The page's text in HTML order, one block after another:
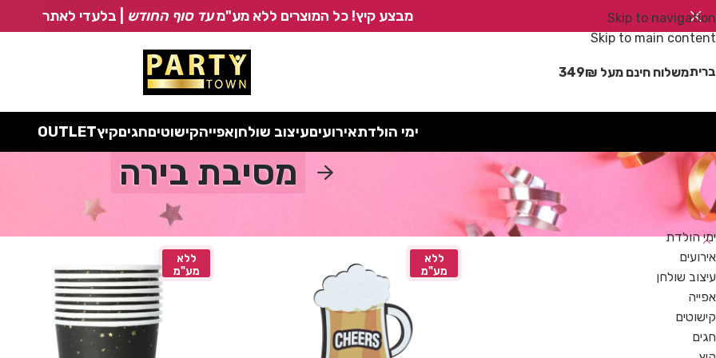
Skip to navigation
Skip to main content
מבצע קיץ! כל המוצרים ללא מע"מעד סוף החודש | בלעדי לאתר
משלוח חינם מעל 349₪
ימי הולדתאירועיםעיצוב שולחןאפייהקישוטיםחגיםקיץOUTLET
מסיבת בירה
קטגוריות
ימי הולדת
אירועים
עיצוב שולחן
אפייה
קישוטים
חגים
ללא
מע"מ
ללא
מע"מ